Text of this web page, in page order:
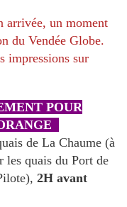
arrivée, un moment
du Vendée Globe.
impressions sur
POUR
de La Chaume (à
les quais du Port de
2H avant